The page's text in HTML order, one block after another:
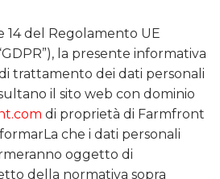
14 del Regolamento UE
la presente informativa
trattamento dei dati personali
il sito web con dominio
di proprietà di Farmfront
che i dati personali
oggetto di
della normativa sopra